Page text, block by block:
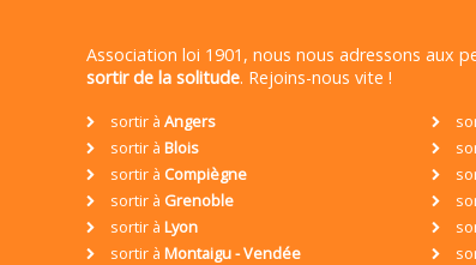
Association loi 1901, nous nous adressons aux
sortir de la solitude. Rejoins-nous vite !
sortir à Angers
sortir à Blois
sortir à Compiègne
sortir à Grenoble
sortir à Lyon
sortir à Montaigu - Vendée